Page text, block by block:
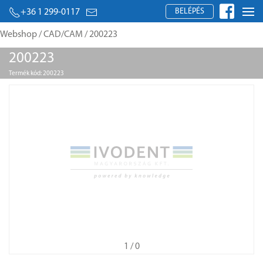
+36 1 299-0117 BELÉPÉS
Webshop/CAD/CAM / 200223
200223
Termék kód: 200223
1 / 0